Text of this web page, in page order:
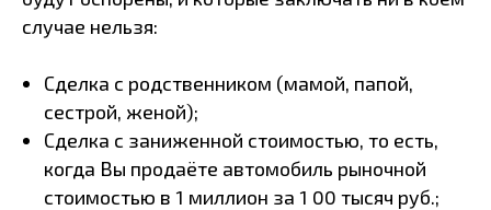
случае нельзя:
Сделка с родственником (мамой, папой,
сестрой, женой);
Сделка с заниженной стоимостью, то есть,
когда Вы продаёте автомобиль рыночной
стоимостью в 1 миллион за 1 00 тысяч руб.;